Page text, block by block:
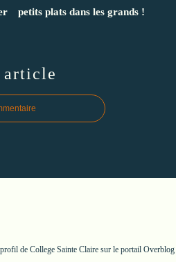
petits plats dans les grands !
article
de College Sainte Clairesur le portail Overblog